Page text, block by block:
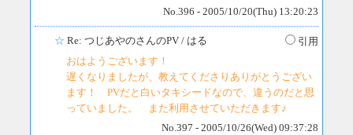
No.396 - 2005/10/20(Thu) 13:20:23
☆ Re: つじあやのさんのPV / はる
引用
おはようございます！
遅くなりましたが、教えてくださりありがとうござい
ます！ PVだと白いタキシードなので、違うのだと思
っていました。 また利用させていただきます♪
No.397 - 2005/10/26(Wed) 09:37:28